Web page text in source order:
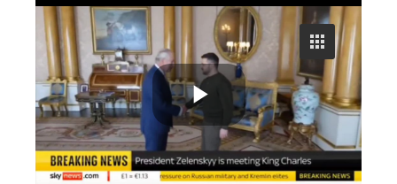
P